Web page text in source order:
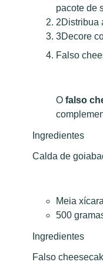
pacote de
2Distribua
3Decore
Falso
O falso
Ingredientes
Calda de
Meia
500
Ingredientes
Falso